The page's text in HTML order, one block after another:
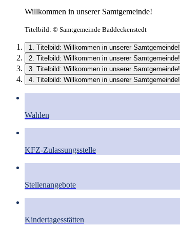
Willkommen in unserer Samtgemeinde!
Titelbild: © Samtgemeinde Baddeckenstedt
1. Titelbild: Willkommen in unserer Samtgemeinde!
2. Titelbild: Willkommen in unserer Samtgemeinde!
3. Titelbild: Willkommen in unserer Samtgemeinde!
4. Titelbild: Willkommen in unserer Samtgemeinde!
Wahlen
KFZ-Zulassungsstelle
Stellenangebote
Kindertagesstätten